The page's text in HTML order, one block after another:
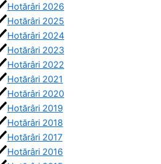
Hotărâri 2026
Hotărâri 2025
Hotărâri 2024
Hotărâri 2023
Hotărâri 2022
Hotărâri 2021
Hotărâri 2020
Hotărâri 2019
Hotărâri 2018
Hotărâri 2017
Hotărâri 2016